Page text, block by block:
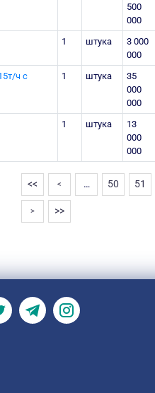
500
000
1 штука
3 000
000
ч с
1 штука
35
000
000
1 штука
13
000
000
<< < … 50 51
> >>